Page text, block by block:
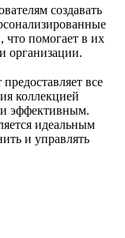
создавать
что помогает в их
организации.
все
коллекцией
и эффективным.
идеальным
и управлять